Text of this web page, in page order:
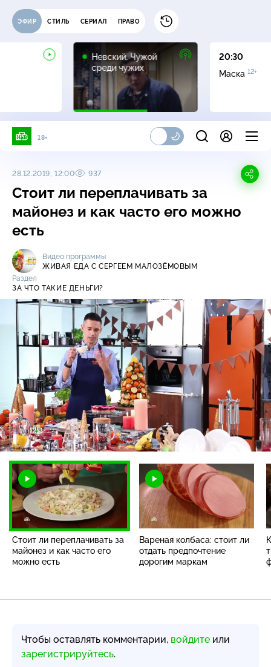
ЭФИР СТИЛЬ СЕРИАЛ ПРАВО
Невский. Чужой
среди чужих
16+
20:30
Маска 12+
18+
28.12.2019, 12:00 937
Стоит ли переплачивать за
майонез и как часто его можно
есть
Видео программы
ЖИВАЯ ЕДА С СЕРГЕЕМ МАЛОЗЁМОВЫМ
Раздел
ЗА ЧТО ТАКИЕ ДЕНЬГИ?
/
Загрузка:
5.28%
Стоит ли переплачивать за
майонез и как часто его
можно есть
Вареная колбаса: стоит ли
отдать предпочтение
дорогим маркам
Чтобы оставлять комментарии, войдите или
зарегистрируйтесь.